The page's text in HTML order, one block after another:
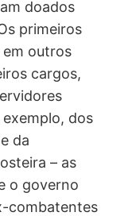
de
doados
primeiros
outros
cargos,
dos
da
– as
o governo